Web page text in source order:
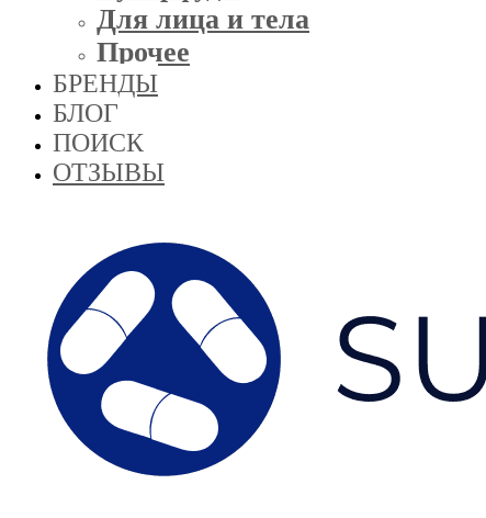
Для лица и тела
Прочее
БРЕНДЫ
БЛОГ
ПОИСК
ОТЗЫВЫ